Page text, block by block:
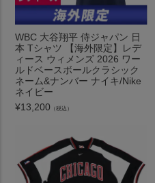
WBC 大谷翔平 侍ジャパン 日
本 Tシャツ 【海外限定】レデ
ィース ウィメンズ 2026 ワー
ルドベースボールクラシック
ネーム&ナンバー ナイキ/Nike
ネイビー
¥13,200 （税込）